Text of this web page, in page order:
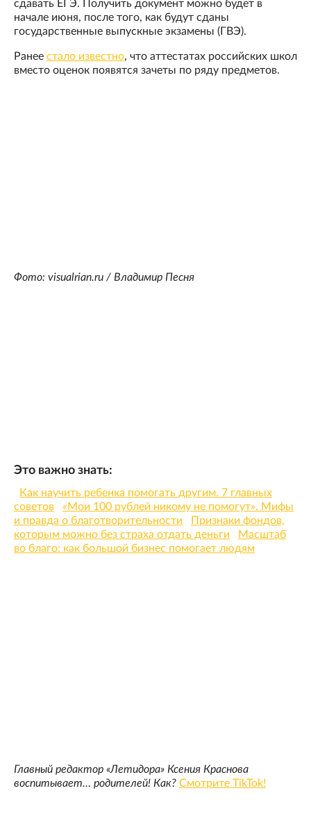
сдавать ЕГЭ. Получить документ можно будет в
начале июня, после того, как будут сданы
государственные выпускные экзамены (ГВЭ).
Ранее стало известно, что аттестатах российских школ
вместо оценок появятся зачеты по ряду предметов.
Фото: visualrian.ru / Владимир Песня
Это важно знать:
Как научить ребенка помогать другим. 7 главных
советов
«Мои 100 рублей никому не помогут». Мифы
и правда о благотворительности
Признаки фондов,
которым можно без страха отдать деньги
Масштаб
во благо: как большой бизнес помогает людям
Главный редактор «Летидора» Ксения Краснова
воспитывает… родителей! Как? Смотрите TikTok!